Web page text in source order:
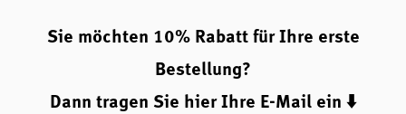
Sie möchten 10% Rabatt für Ihre erste
Bestellung?
Dann tragen Sie hier Ihre E-Mail ein ⬇️